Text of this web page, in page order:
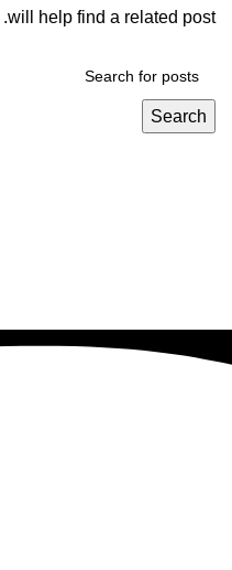
will help find a related post.
Search